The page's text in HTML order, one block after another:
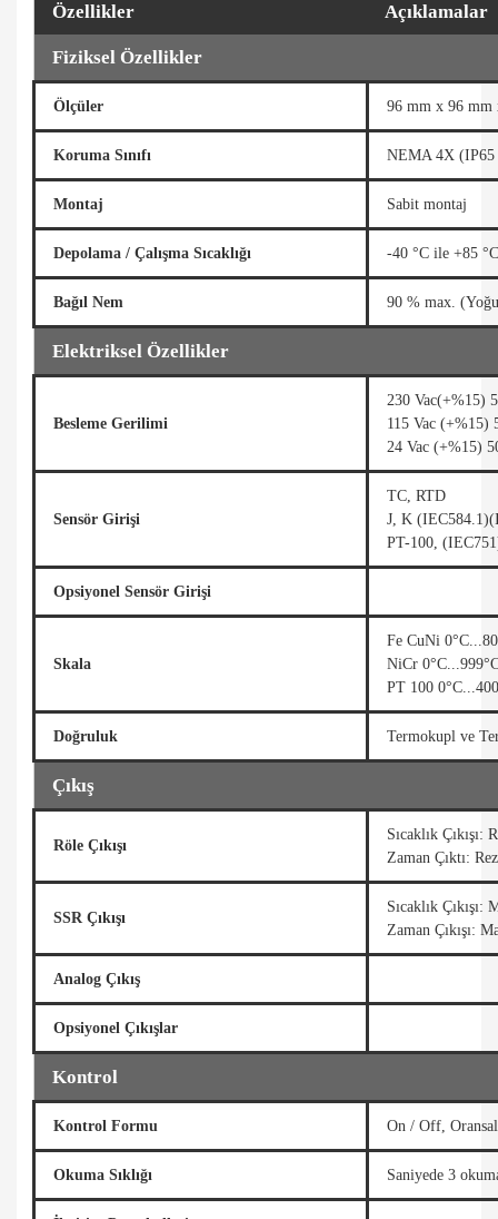
Özellikler Açıklamalar
Fiziksel Özellikler
Ölçüler 96 mm x 96 mm
Koruma Sınıfı NEMA 4X (IP65
Montaj Sabit montaj
Depolama / Çalışma Sıcaklığı -40 °C ile +85
Bağıl Nem 90 % max.
Elektriksel Özellikler
Besleme Gerilimi
230 Vac(+%15)
115 Vac (+%15)
24 Vac (+%15)
Sensör Girişi
TC, RTD
J, K
PT-100,
Opsiyonel Sensör Girişi
Skala
Fe CuNi
NiCr
PT 100
Doğruluk Termokupl ve
Çıkış
Röle Çıkışı
Sıcaklık
Zaman Çıktı:
SSR Çıkışı
Sıcaklık
Zaman Çıkışı:
Analog Çıkış
Opsiyonel Çıkışlar
Kontrol
Kontrol Formu On / Off, Oransal
Okuma Sıklığı Saniyede 3